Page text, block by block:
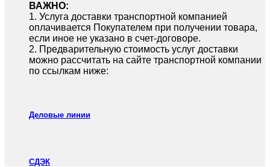
ВАЖНО:
1.⁠ ⁠Услуга доставки транспортной компанией
оплачивается Покупателем при получении товара,
если иное не указано в счет-договоре.
2.⁠ ⁠Предварительную стоимость услуг доставки
можно рассчитать на сайте транспортной компании
по ссылкам ниже:
Деловые линии
СДЭК